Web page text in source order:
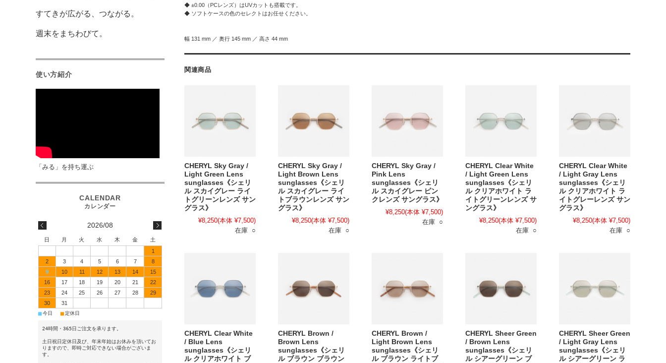
◆ ±0.00（PCレンズ）はUVカットも搭載です。
◆ ソフトケースの色のセレクトはお任せください。
幅 131 mm ／ 奥行 145 mm ／ 高さ 44 mm
関連商品
CHERYL Sky Gray /
Light Green Lens
sunglasses《シェリ
ル スカイグレー ライ
トグリーンレンズ サン
グラス》
¥8,250(本体 ¥7,500)
在庫 ○
CHERYL Sky Gray /
Light Brown Lens
sunglasses《シェリ
ル スカイグレー ライ
トブラウンレンズ サン
グラス》
¥8,250(本体 ¥7,500)
在庫 ○
CHERYL Sky Gray /
Pink Lens
sunglasses《シェリ
ル スカイグレー ピン
クレンズ サングラス》
¥8,250(本体 ¥7,500)
在庫 ○
CHERYL Clear White
/ Light Green Lens
sunglasses《シェリ
ル クリアホワイト ラ
イトグリーンレンズ サ
ングラス》
¥8,250(本体 ¥7,500)
在庫 ○
CHERYL Clear White
/ Light Gray Lens
sunglasses《シェリ
ル クリアホワイト ラ
イトグレーレンズ サン
グラス》
¥8,250(本体 ¥7,500)
在庫 ○
CHERYL Clear White
/ Blue Lens
sunglasses《シェリ
ル クリアホワイト ブ
CHERYL Brown /
Brown Lens
sunglasses《シェリ
ル ブラウン ブラウン
CHERYL Brown /
Light Brown Lens
sunglasses《シェリ
ル ブラウン ライトブ
CHERYL Sheer Green
/ Brown Lens
sunglasses《シェリ
ル シアーグリーン ブ
CHERYL Sheer Green
/ Light Gray Lens
sunglasses《シェリ
ル シアーグリーン ラ
すてきが広がる、つながる。
週末をまちわびて。
使い方紹介
「みる」を持ち運ぶ
2026/08
日 月 火 水 木 金
土
1
2
3 4 5 6 7
8
9
10 11 12 13 14
15
16
17 18 19 20 21
22
23
24 25 26 27 28
29
30
31
■今日 ■定休日
24時間・365日ご注文を承ります。
土日祝日定休日及び、年末年始はお休みを頂いてお
りますので、即時ご対応できない場合がございま
す。